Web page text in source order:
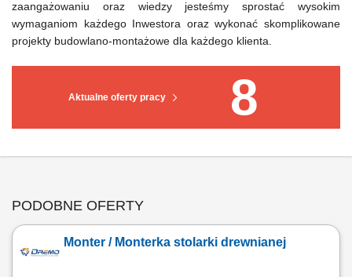
Aktualne oferty pracy 8
zaangażowaniu oraz wiedzy jesteśmy sprostać wysokim
wymaganiom każdego Inwestora oraz wykonać skomplikowane
projekty budowlano-montażowe dla każdego klienta.
PODOBNE OFERTY
Monter / Monterka stolarki drewnianej